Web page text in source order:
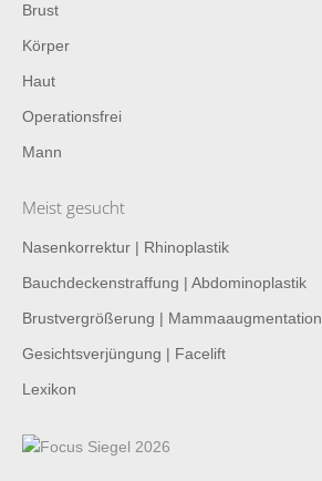
Brust
Körper
Haut
Operationsfrei
Mann
Meist gesucht
Nasenkorrektur | Rhinoplastik
Bauchdeckenstraffung | Abdominoplastik
Brustvergrößerung | Mammaaugmentation
Gesichtsverjüngung | Facelift
Lexikon